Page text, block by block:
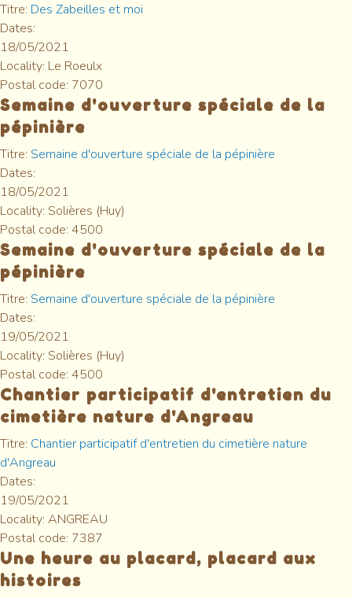
Titre: Des Zabeilles et moi
Dates:
18/05/2021
Locality: Le Roeulx
Postal code: 7070
Semaine d'ouverture spéciale de la
pépinière
Titre: Semaine d'ouverture spéciale de la pépinière
Dates:
18/05/2021
Locality: Solières (Huy)
Postal code: 4500
Semaine d'ouverture spéciale de la
pépinière
Titre: Semaine d'ouverture spéciale de la pépinière
Dates:
19/05/2021
Locality: Solières (Huy)
Postal code: 4500
Chantier participatif d'entretien du
cimetière nature d'Angreau
Titre: Chantier participatif d'entretien du cimetière nature
d'Angreau
Dates:
19/05/2021
Locality: ANGREAU
Postal code: 7387
Une heure au placard, placard aux
histoires